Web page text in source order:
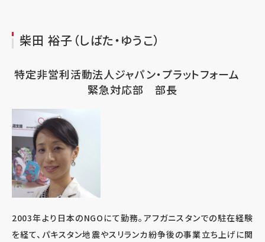
柴田 裕子（しばた・ゆうこ）
特定非営利活動法人ジャパン・プラットフォーム
緊急対応部 部長
2003年より日本のNGOにて勤務。アフガニスタンでの駐在経験
を経て、パキスタン地震やスリランカ紛争後の事業立ち上げに関